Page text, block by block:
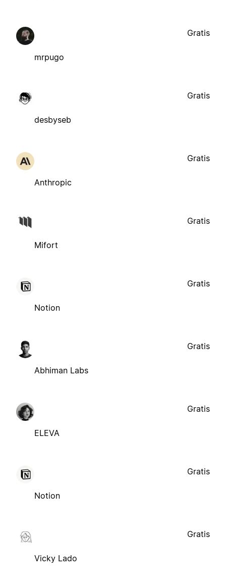
mrpugo
Gratis
desbyseb
Gratis
Anthropic
Gratis
Mifort
Gratis
Notion
Gratis
Abhiman Labs
Gratis
ELEVA
Gratis
Notion
Gratis
Vicky Lado
Gratis